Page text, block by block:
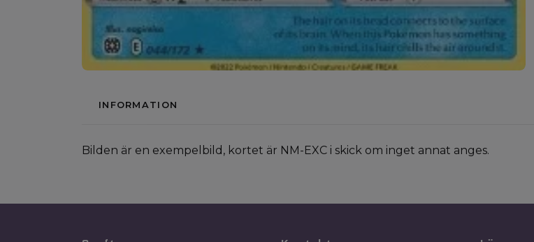
INFORMATION
Bilden är en exempelbild, kortet är NM-EXC i skick om inget annat anges.